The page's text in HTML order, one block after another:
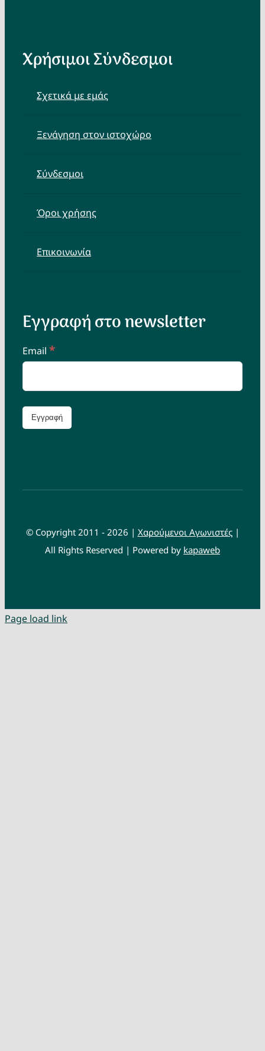
Χρήσιμοι Σύνδεσμοι
Σχετικά με εμάς
Ξενάγηση στον ιστοχώρο
Σύνδεσμοι
Όροι χρήσης
Επικοινωνία
Εγγραφή στο newsletter
Email *
© Copyright 2011 - 2026 | Χαρούμενοι Αγωνιστές|
All Rights Reserved | Powered by kapaweb
Page load link